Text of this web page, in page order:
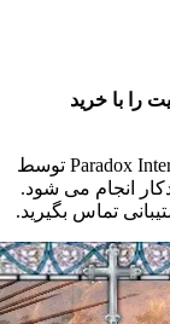
را با خرید
نصب ماد های این بازی و دیگر بازی های Paradox Interactive توسط
انجام می شود.
تماس بگیرید.